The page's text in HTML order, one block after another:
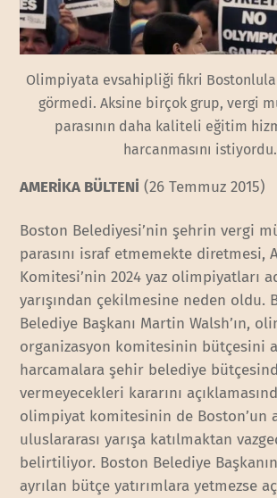
Olimpiyata evsahipliği fikri
görmedi. Aksine birçok grup, vergi
parasının daha kaliteli eğitim
harcanmasını istiyordu.
AMERİKA BÜLTENİ (26 Temmuz 2015)
Boston Belediyesi’nin şehrin vergi
parasını israf etmemekte diretmesi,
Komitesi’nin 2024 yaz olimpiyatları
yarışından çekilmesine neden oldu.
Belediye Başkanı Martin Walsh’ın,
organizasyon komitesinin bütçesini
harcamalara şehir belediye
vermeyecekleri kararını
olimpiyat komitesinin de Boston’un
uluslararası yarışa katılmaktan
belirtiliyor. Boston Belediye
ayrılan bütçe yatırımlara yetmezse